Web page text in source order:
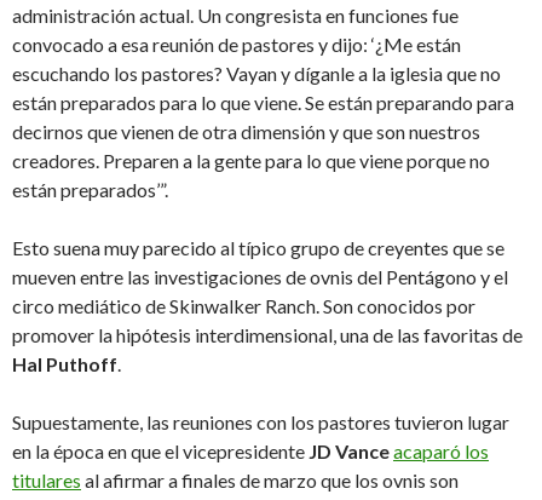
administración actual. Un congresista en funciones fue
convocado a esa reunión de pastores y dijo: ‘¿Me están
escuchando los pastores? Vayan y díganle a la iglesia que no
están preparados para lo que viene. Se están preparando para
decirnos que vienen de otra dimensión y que son nuestros
creadores. Preparen a la gente para lo que viene porque no
están preparados’”.
Esto suena muy parecido al típico grupo de creyentes que se
mueven entre las investigaciones de ovnis del Pentágono y el
circo mediático de Skinwalker Ranch. Son conocidos por
promover la hipótesis interdimensional, una de las favoritas de
Hal Puthoff.
Supuestamente, las reuniones con los pastores tuvieron lugar
en la época en que el vicepresidente JD Vanceacaparó los
titulares al afirmar a finales de marzo que los ovnis son